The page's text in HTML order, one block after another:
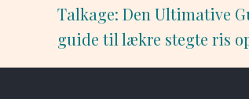
Talkage: Den Ultimative
guide til lækre stegte ris